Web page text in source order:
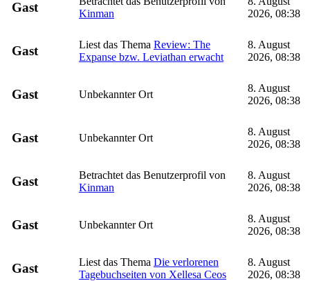
Gast
Kinman
2026, 08:38
Gast Liest das Thema Review: The
Expanse bzw. Leviathan erwacht
8. August
2026, 08:38
Gast Unbekannter Ort
8. August
2026, 08:38
Gast Unbekannter Ort
8. August
2026, 08:38
Gast
Betrachtet das Benutzerprofil von
Kinman
8. August
2026, 08:38
Gast Unbekannter Ort
8. August
2026, 08:38
Gast Liest das Thema Die verlorenen
Tagebuchseiten von Xellesa Ceos
8. August
2026, 08:38